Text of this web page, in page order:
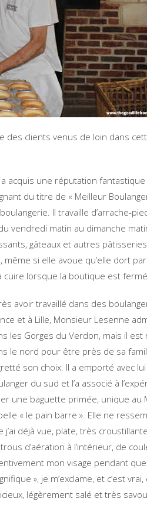
des clients venus de loin dans
acquis une réputation
du titre de « Meilleur
Il travaille d’arrache-
vendredi matin au dimanche
gâteaux et autres
si elle avoue qu’elle dort
cuire lorsque la boutique est
avoir travaillé dans des
et à Lille, Monsieur Lesenne
les Gorges du Verdon, mais il
le nord pour être près de sa
son choix. Il a emporté avec
du sud et l’a associé à
une baguette primée, unique au
« le pain barre ». Elle ne
j’ai déjà vue, plate, très
d’aération à l’intérieur, de
mon visage pendant
», je m’exclame, et c’est
légèrement salé et très